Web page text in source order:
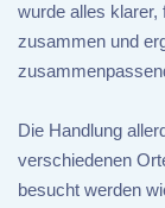
wurde alles
zusammen und
Die Handlung
verschiedenen
besucht werden